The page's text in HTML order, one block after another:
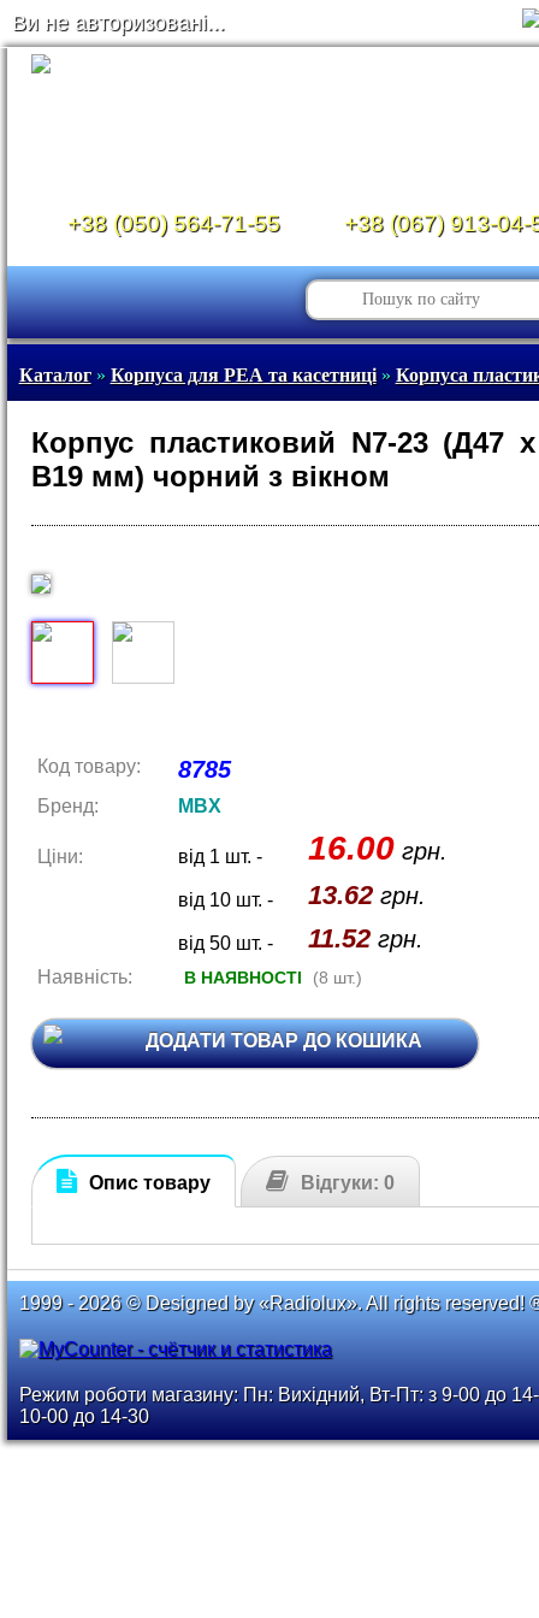
Ви не авторизовані...
+38 (050) 564-71-55 +38 (067) 913-04-
Каталог» Корпуса для РЕА та касетниці» Корпуса
Корпус пластиковий N7-23 (Д47
В19 мм) чорний з вікном
Код товару: 8785
Бренд: MBX
Ціни: від 1 шт. - 16.00грн.
від 10 шт. - 13.62грн.
від 50 шт. - 11.52грн.
Наявність: В НАЯВНОСТІ (8 шт.)
ДОДАТИ ТОВАР ДО КОШИКА
Опис товару Відгуки: 0
1999 - 2026 © Designed by «Radiolux». All rights reserved!
Режим роботи магазину: Пн: Вихідний, Вт-Пт: з 9-00 до
10-00 до 14-30